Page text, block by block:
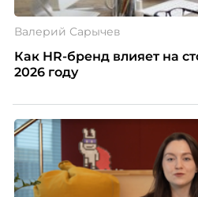
Валерий Сарычев
Как HR-бренд влияет на
2026 году